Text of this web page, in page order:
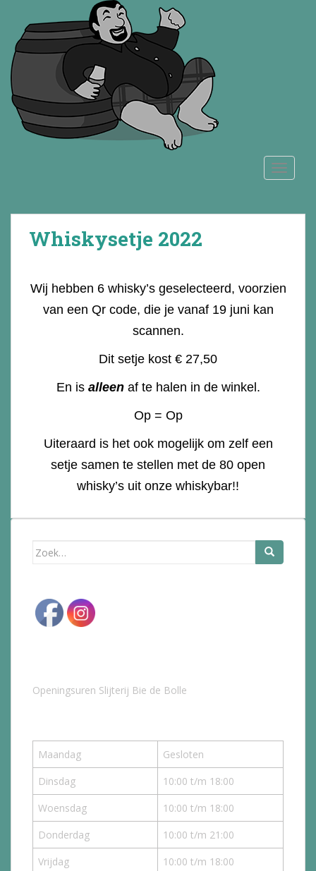
Whiskysetje 2022
Wij hebben 6 whisky’s geselecteerd, voorzien
van een Qr code, die je vanaf 19 juni kan
scannen.
Dit setje kost € 27,50
En is alleenaf te halen in de winkel.
Op = Op
Uiteraard is het ook mogelijk om zelf een
setje samen te stellen met de 80 open
whisky’s uit onze whiskybar!!
Zoek
Openingsuren Slijterij Bie de Bolle
Maandag
Gesloten
Dinsdag
10:00 t/m 18:00
Woensdag
10:00 t/m 18:00
Donderdag
10:00 t/m 21:00
Vrijdag
10:00 t/m 18:00